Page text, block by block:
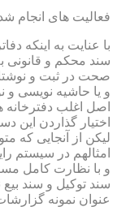
فعالیت های انجام
با عنایت به اینکه
سند محکم و قانونی
صحت در ثبت و
و یا حاشیه نویسی
اصل اغلب دفترخانه
اختیار گذاردن این
لیکن از آنجایی که
امثالهم در سیستم
و با نظارت کامل
سند توکیل و سند
عنوان نمونه